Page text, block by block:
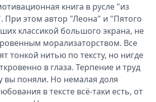
книга в русле "из
При этом автор "Леона" и "Пятого
классикой большого экрана, не
морализаторством. Все
тонкой нитью по тексту, но нигде
в глаза. Терпение и труд
вы поняли. Но немалая доля
в тексте всё-таки есть, от